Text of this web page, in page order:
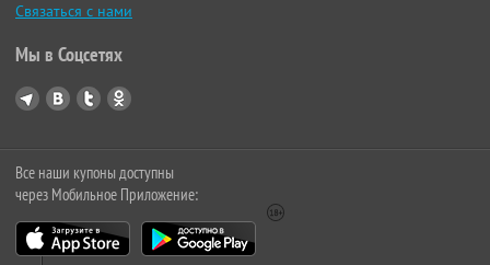
Связаться с нами
Мы в Соцсетях
Все наши купоны доступны
через Мобильное Приложение: